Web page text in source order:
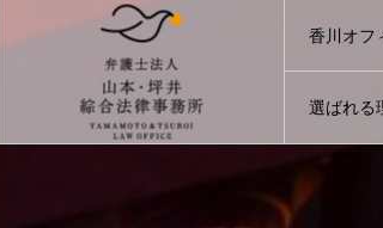
選ばれる
風俗トラブルでお悩みの方は、風俗トラブ
香川オ